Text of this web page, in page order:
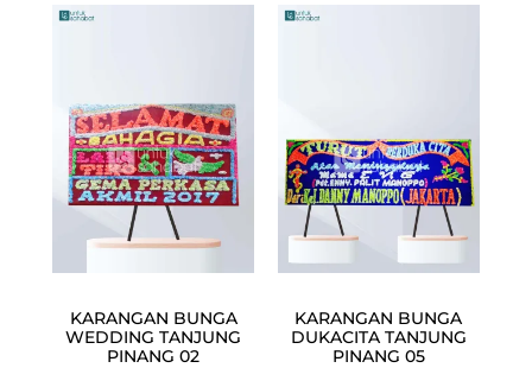
KARANGAN BUNGA
WEDDING TANJUNG
PINANG 02
KARANGAN BUNGA
DUKACITA TANJUNG
PINANG 05